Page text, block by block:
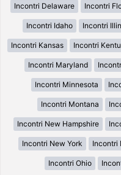
Incontri Delaware Incontri
Incontri Idaho Incontri
Incontri Kansas Incontri
Incontri Maryland
Incontri Minnesota
Incontri Montana
Incontri New Hampshire
Incontri New York Incontri
Incontri Ohio